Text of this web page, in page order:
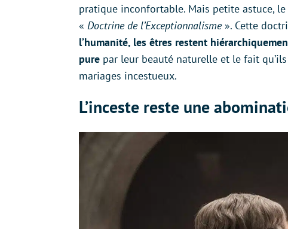
pratique inconfortable. Mais petite astuce,
« Doctrine de l’Exceptionnalisme». Cette
l’humanité, les êtres restent
pure par leur beauté naturelle et le fait
mariages incestueux.
L’inceste reste une